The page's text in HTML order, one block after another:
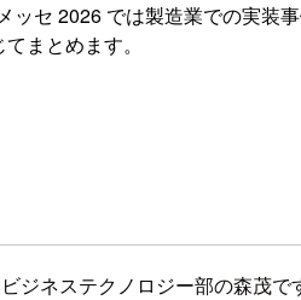
ッセ 2026 では製造業での実装
まとめます。
ジネステクノロジー部の森茂で